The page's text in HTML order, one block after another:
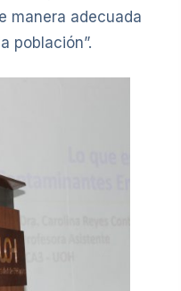
manera adecuada
población”.